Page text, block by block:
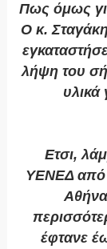
Πως όμως
Ο κ.
λήψη του
υλικά
Ετσι,
ΥΕΝΕΔ από
έφτανε